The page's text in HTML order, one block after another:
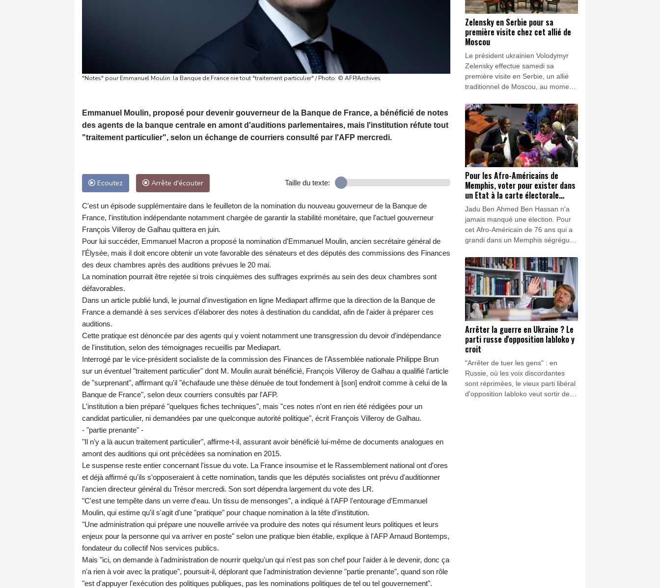
"Notes" pour Emmanuel Moulin: la Banque de France nie tout "traitement particulier" / Photo: © AFP/Archives
Emmanuel Moulin, proposé pour devenir gouverneur de la Banque de France, a bénéficié de notes
des agents de la banque centrale en amont d'auditions parlementaires, mais l'institution réfute tout
"traitement particulier", selon un échange de courriers consulté par l'AFP mercredi.
Ecoutez Arrête d'écouter Taille du texte:
C'est un épisode supplémentaire dans le feuilleton de la nomination du nouveau gouverneur de la Banque de
France, l'institution indépendante notamment chargée de garantir la stabilité monétaire, que l'actuel gouverneur
François Villeroy de Galhau quittera en juin.
Pour lui succéder, Emmanuel Macron a proposé la nomination d'Emmanuel Moulin, ancien secrétaire général de
l'Élysée, mais il doit encore obtenir un vote favorable des sénateurs et des députés des commissions des Finances
des deux chambres après des auditions prévues le 20 mai.
La nomination pourrait être rejetée si trois cinquièmes des suffrages exprimés au sein des deux chambres sont
défavorables.
Dans un article publié lundi, le journal d'investigation en ligne Mediapart affirme que la direction de la Banque de
France a demandé à ses services d'élaborer des notes à destination du candidat, afin de l'aider à préparer ces
auditions.
Cette pratique est dénoncée par des agents qui y voient notamment une transgression du devoir d'indépendance
de l'institution, selon des témoignages recueillis par Mediapart.
Interrogé par le vice-président socialiste de la commission des Finances de l'Assemblée nationale Philippe Brun
sur un éventuel "traitement particulier" dont M. Moulin aurait bénéficié, François Villeroy de Galhau a qualifié l'article
de "surprenant", affirmant qu'il "échafaude une thèse dénuée de tout fondement à [son] endroit comme à celui de la
Banque de France", selon deux courriers consultés par l'AFP.
L'institution a bien préparé "quelques fiches techniques", mais "ces notes n'ont en rien été rédigées pour un
candidat particulier, ni demandées par une quelconque autorité politique", écrit François Villeroy de Galhau.
- "partie prenante" -
"Il n'y a là aucun traitement particulier", affirme-t-il, assurant avoir bénéficié lui-même de documents analogues en
amont des auditions qui ont précédées sa nomination en 2015.
Le suspense reste entier concernant l'issue du vote. La France insoumise et le Rassemblement national ont d'ores
et déjà affirmé qu'ils s'opposeraient à cette nomination, tandis que les députés socialistes ont prévu d'auditionner
l'ancien directeur général du Trésor mercredi. Son sort dépendra largement du vote des LR.
"C'est une tempête dans un verre d'eau. Un tissu de mensonges", a indiqué à l'AFP l'entourage d'Emmanuel
Moulin, qui estime qu'il s'agit d'une "pratique" pour chaque nomination à la tête d'institution.
"Une administration qui prépare une nouvelle arrivée va produire des notes qui résument leurs politiques et leurs
enjeux pour la personne qui va arriver en poste" selon une pratique bien établie, explique à l'AFP Arnaud Bontemps,
fondateur du collectif Nos services publics.
Mais "ici, on demande à l'administration de nourrir quelqu'un qui n'est pas son chef pour l'aider à le devenir, donc ça
n'a rien à voir avec la pratique", poursuit-il, déplorant que l'administration devienne "partie prenante", quand son rôle
"est d'appuyer l'exécution des politiques publiques, pas les nominations politiques de tel ou tel gouvernement".
Zelensky en Serbie pour sa
première visite chez cet allié de
Moscou
Le président ukrainien Volodymyr
Zelensky effectue samedi sa
première visite en Serbie, un allié
traditionnel de Moscou, au moment
soutien international face à
l'intensification des frappes russes.
Pour les Afro-Américains de
Memphis, voter pour exister dans
un Etat à la carte électorale
redessinée
Jadu Ben Ahmed Ben Hassan n'a
jamais manqué une élection. Pour
cet Afro-Américain de 76 ans qui a
grandi dans un Memphis ségrégué,
Tennessee redessinée par la
majorité républicaine de cet Etat du
Sud n'est qu'une continuation des
politiques racistes du XXe siècle.
Arrêter la guerre en Ukraine ? Le
parti russe d'opposition Iabloko y
croit
"Arrêter de tuer les gens" : en
Russie, où les voix discordantes
sont réprimées, le vieux parti libéral
d'opposition Iabloko veut sortir de